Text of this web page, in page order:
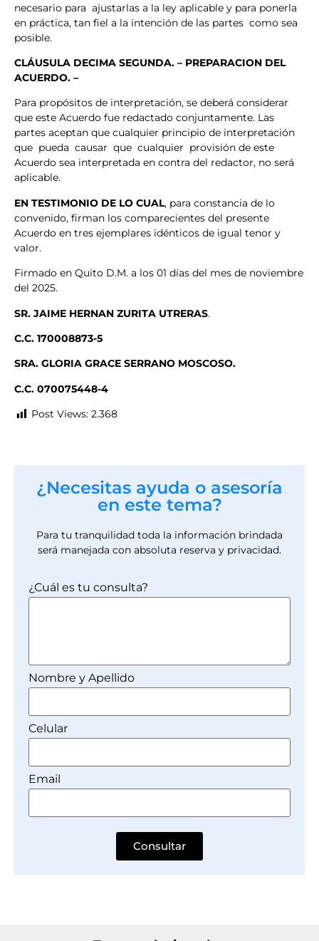
necesario para ajustarlas a la ley aplicable y para ponerla
en práctica, tan fiel a la intención de las partes como sea
posible.
CLÁUSULA DECIMA SEGUNDA. – PREPARACION DEL
ACUERDO. –
Para propósitos de interpretación, se deberá considerar
que este Acuerdo fue redactado conjuntamente. Las
partes aceptan que cualquier principio de interpretación
que pueda causar que cualquier provisión de este
Acuerdo sea interpretada en contra del redactor, no será
aplicable.
EN TESTIMONIO DE LO CUAL, para constancia de lo
convenido, firman los comparecientes del presente
Acuerdo en tres ejemplares idénticos de igual tenor y
valor.
Firmado en Quito D.M. a los 01 días del mes de noviembre
del 2025.
SR. JAIME HERNAN ZURITA UTRERAS.
C.C. 170008873-5
SRA. GLORIA GRACE SERRANO MOSCOSO.
C.C. 070075448-4
Post Views: 2.368
¿Necesitas ayuda o asesoría
en este tema?
Para tu tranquilidad toda la información brindada
será manejada con absoluta reserva y privacidad.
¿Cuál es tu consulta?
Nombre y Apellido
Celular
Email
Consultar